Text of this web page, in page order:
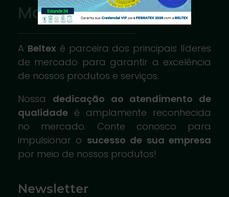
Mais do que correias
A Beltex é parceira dos principais líderes
de mercado para garantir a excelência
de nossos produtos e serviços.
Nossa dedicação ao atendimento de
qualidade é amplamente reconhecida
no mercado. Conte conosco para
impulsionar o sucesso de sua empresa
por meio de nossos produtos!
Newsletter